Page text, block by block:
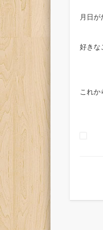
月日
好きな
これ